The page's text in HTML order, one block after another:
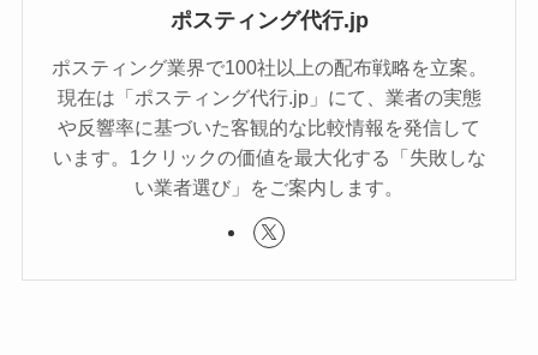
ポスティング代行.jp
ポスティング業界で100社以上の配布戦略を立案。
現在は「ポスティング代行.jp」にて、業者の実態
や反響率に基づいた客観的な比較情報を発信して
います。1クリックの価値を最大化する「失敗しな
い業者選び」をご案内します。